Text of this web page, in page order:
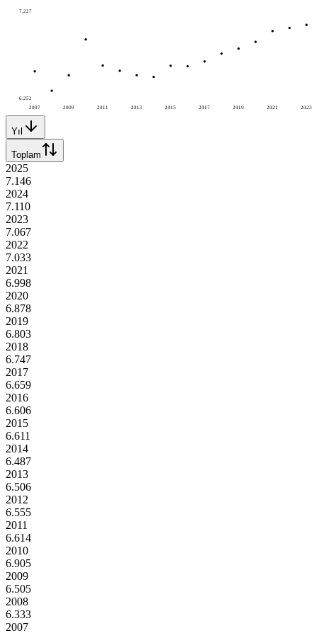
2007 2009 2011 2013 2015 2017 2019 2021 2023
7.227
6.252
Yıl
Toplam
2025
7.146
2024
7.110
2023
7.067
2022
7.033
2021
6.998
2020
6.878
2019
6.803
2018
6.747
2017
6.659
2016
6.606
2015
6.611
2014
6.487
2013
6.506
2012
6.555
2011
6.614
2010
6.905
2009
6.505
2008
6.333
2007